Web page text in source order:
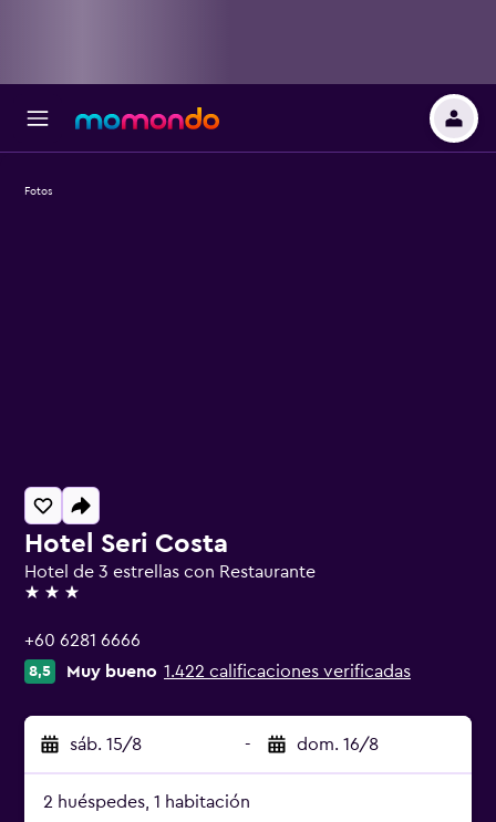
Hotel Seri Costa
Hotel de 3 estrellas con Restaurante
3 estrellas
+60 6281 6666
8,5 Muy bueno 1.422 calificaciones verificadas
sáb. 15/8 - dom. 16/8
2 huéspedes, 1 habitación
Fotos